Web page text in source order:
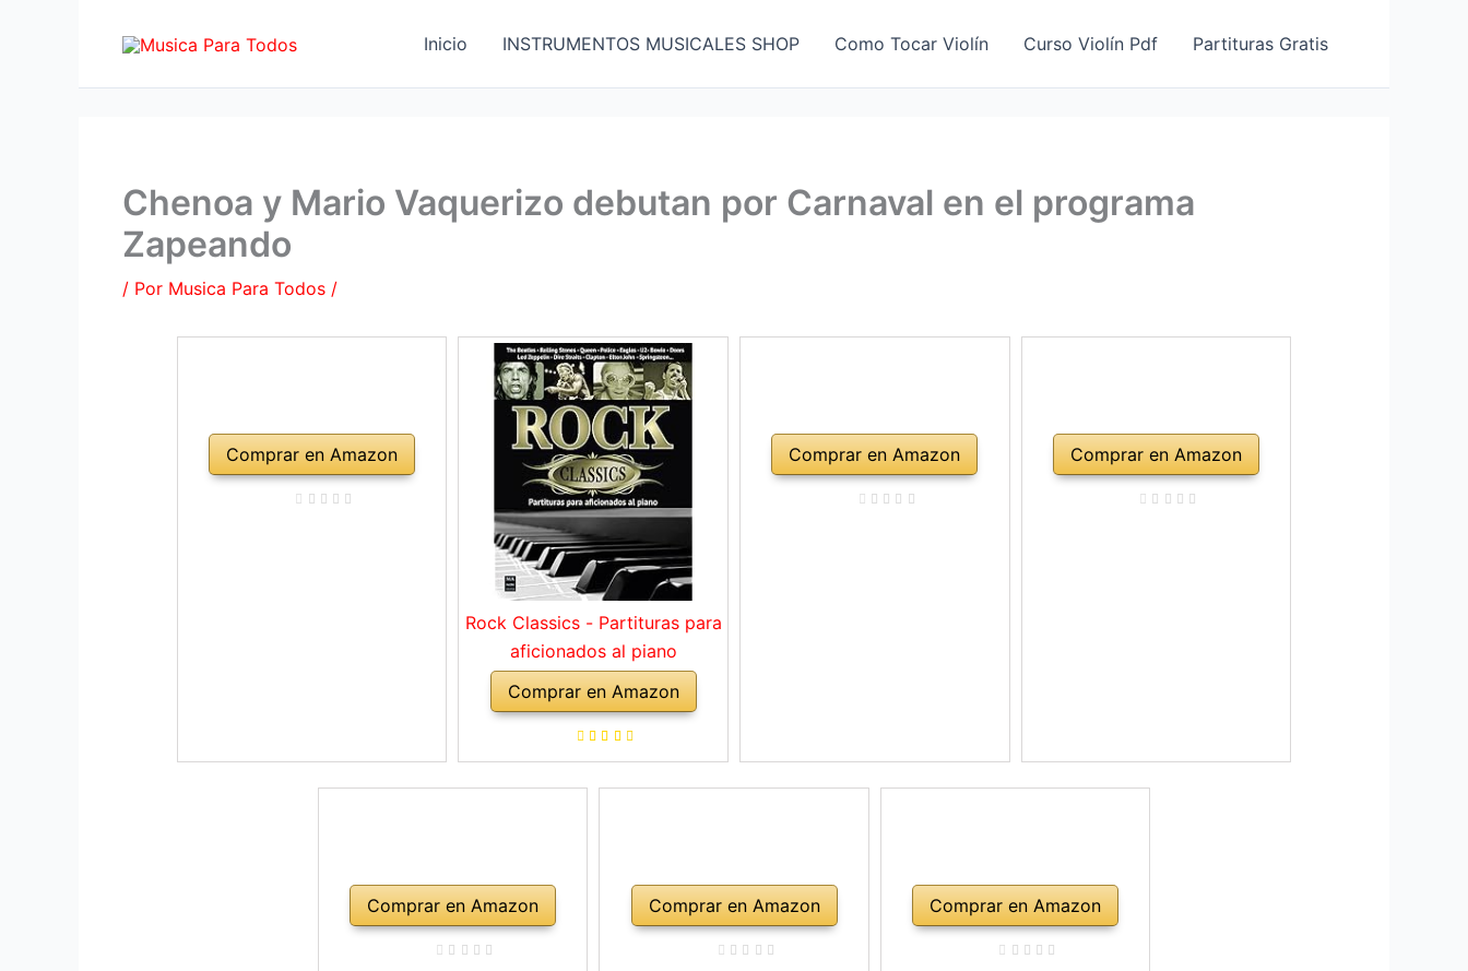
Inicio INSTRUMENTOS MUSICALES SHOP Como Tocar Violín Curso Violín Pdf Partituras Gratis
Chenoa y Mario Vaquerizo debutan por Carnaval en el programa
Zapeando
/ Por Musica Para Todos /
Comprar en Amazon
Rock Classics - Partituras para
aficionados al piano
Comprar en Amazon
Comprar en Amazon Comprar en Amazon
Comprar en Amazon Comprar en Amazon Comprar en Amazon